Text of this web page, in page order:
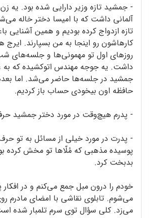
- جمشید تازه وزیر دارایی شده بود. یه
آلمانی داشت که با امیسا دختر خاله
تازه ازدواج کرده بودیم و همین آشنایی
کارهاشون رو اینجا به من بسپارند. ایرج
روزهای اول تو مهمونی‌‌ها و جلسه‌های
داشت. یه جوجه مهندس اتو‌کشیده که
جمشید در جلسه‌ها حاضر می‌شد. اما
حافظه اون ‌بیخودی حساب باز کردیم.
- پدرم هیچ‌وقت در مورد دختر جمشید
- پدرت در مورد خیلی از مسائل به تو حرف
پوسیده مذهبی که مُلّاها تو مخش کرده
بدبخت کرد.
خودم را درون مبل جمع می‌کنم و در افکار
می‌شوم. تابلوی نقاشی با امضای مادرم
می‌زد. کلی سؤال توی سرم تلمبار شده